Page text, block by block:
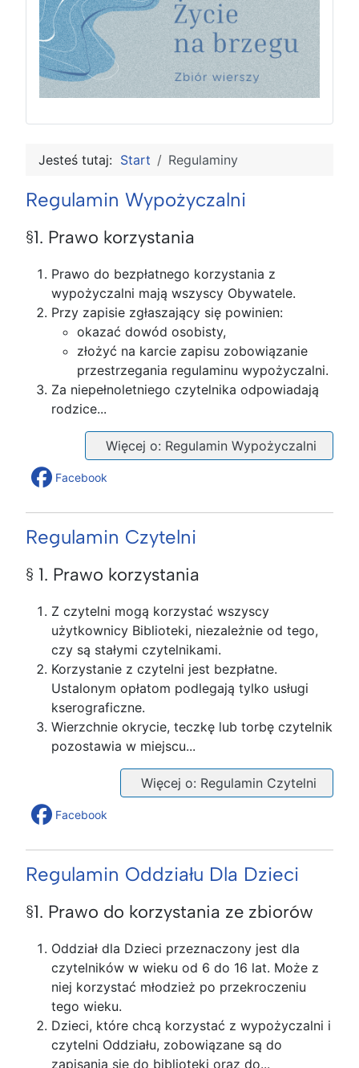
Jesteś tutaj: Start Regulaminy
Regulamin Wypożyczalni
§1. Prawo korzystania
Prawo do bezpłatnego korzystania z
wypożyczalni mają wszyscy Obywatele.
Przy zapisie zgłaszający się powinien:
okazać dowód osobisty,
złożyć na karcie zapisu zobowiązanie
przestrzegania regulaminu wypożyczalni.
Za niepełnoletniego czytelnika odpowiadają
rodzice...
Więcej o: Regulamin Wypożyczalni
Facebook
Regulamin Czytelni
§ 1. Prawo korzystania
Z czytelni mogą korzystać wszyscy
użytkownicy Biblioteki, niezależnie od tego,
czy są stałymi czytelnikami.
Korzystanie z czytelni jest bezpłatne.
Ustalonym opłatom podlegają tylko usługi
kserograficzne.
Wierzchnie okrycie, teczkę lub torbę czytelnik
pozostawia w miejscu...
Więcej o: Regulamin Czytelni
Facebook
Regulamin Oddziału Dla Dzieci
§1. Prawo do korzystania ze zbiorów
Oddział dla Dzieci przeznaczony jest dla
czytelników w wieku od 6 do 16 lat. Może z
niej korzystać młodzież po przekroczeniu
tego wieku.
Dzieci, które chcą korzystać z wypożyczalni i
czytelni Oddziału, zobowiązane są do
zapisania się do biblioteki oraz do...